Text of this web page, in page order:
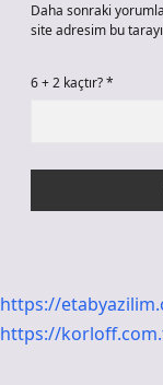
Daha sonraki
site adresim bu
6 + 2 kaçtır?*
https://
https://